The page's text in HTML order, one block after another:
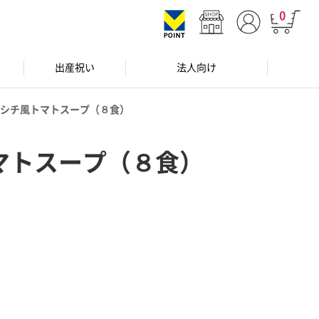
0
出産祝い 法人向け
チ風トマトスープ（８食）
スープ（８食）